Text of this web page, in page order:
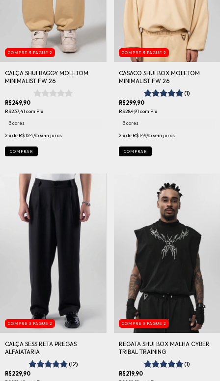
COMPRE 3 PAGUE 2
CALÇA SHUI BAGGY MOLETOM
MINIMALIST FW 26
R$249,90
R$237,41 com Pix
3 cores
2x de R$124,95 sem juros
COMPRAR
COMPRE 3 PAGUE 2
CASACO SHUI BOX MOLETOM
MINIMALIST FW 26
(1)
R$299,90
R$284,91 com Pix
3 cores
2x de R$149,95 sem juros
COMPRAR
COMPRE 3 PAGUE 2
CALÇA SESS RETA PREGAS
ALFAIATARIA
(12)
R$229,90
COMPRE 3 PAGUE 2
REGATA SHUI BOX MALHA CYBER
TRIBAL TRAINING
(1)
R$219,90